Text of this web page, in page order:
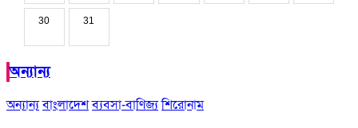
30 31
অন্যান্য
অন্যান্যবাংলাদেশব্যবসা-বাণিজ্যশিরোনাম